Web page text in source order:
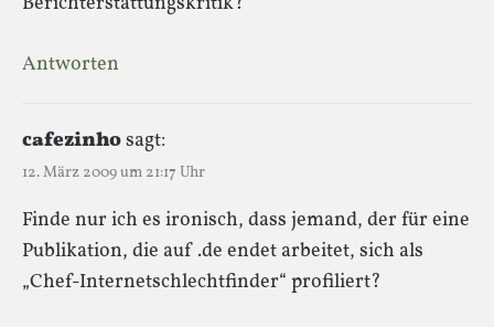
Antworten
cafezinhosagt:
12. März 2009 um 21:17 Uhr
Finde nur ich es ironisch, dass jemand, der für eine
Publikation, die auf .de endet arbeitet, sich als
„Chef-Internetschlechtfinder“ profiliert?